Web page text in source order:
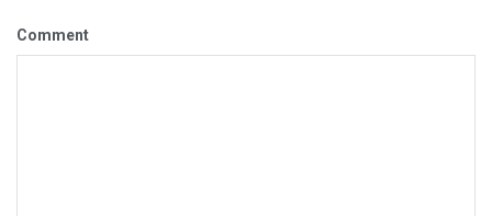
Comment